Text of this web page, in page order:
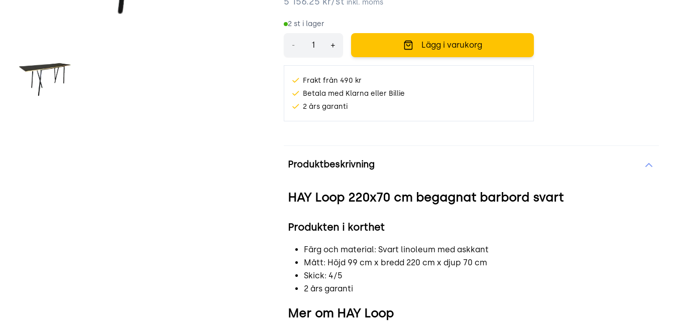
inkl. moms
2 st i lager
- + Lägg i varukorg
Frakt från 490 kr
Betala med Klarna eller Billie
2 års garanti
Produktbeskrivning
HAY Loop 220x70 cm begagnat barbord svart
Produkten i korthet
Färg och material: Svart linoleum med askkant
Mått: Höjd 99 cm x bredd 220 cm x djup 70 cm
Skick: 4/5
2 års garanti
Mer om HAY Loop